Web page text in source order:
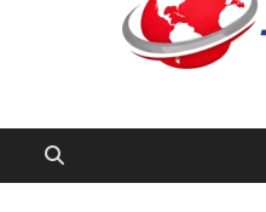
والتقارير
من
العالم